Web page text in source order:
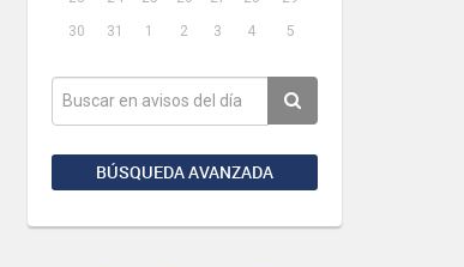
30
31 1 2 3 4 5
BÚSQUEDA AVANZADA